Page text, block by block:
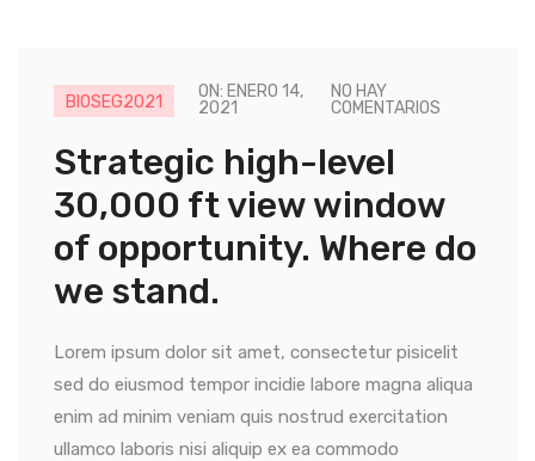
BIOSEG2021
ON: ENERO 14,
2021
NO HAY
COMENTARIOS
Strategic high-level
30,000 ft view window
of opportunity. Where do
we stand.
Lorem ipsum dolor sit amet, consectetur pisicelit
sed do eiusmod tempor incidie labore magna aliqua
enim ad minim veniam quis nostrud exercitation
ullamco laboris nisi aliquip ex ea commodo